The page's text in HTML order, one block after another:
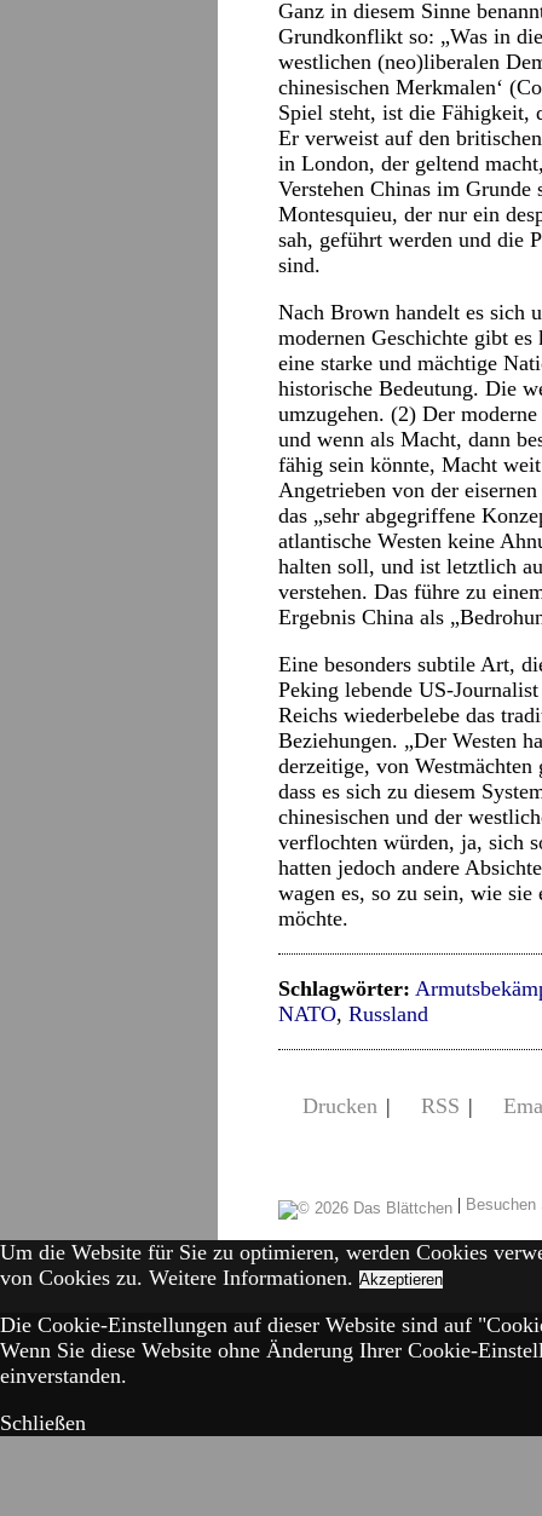
Ganz in diesem Sinne
Grundkonflikt so: „Was in
westlichen (neo)liberalen
chinesischen Merkmalen‘
Spiel steht, ist die Fähigkeit,
Er verweist auf den
in London, der geltend
Verstehen Chinas im
Montesquieu, der nur ein
sah, geführt werden und die
sind.
Nach Brown handelt es sich
modernen Geschichte gibt
eine starke und mächtige
historische Bedeutung. Die
umzugehen. (2) Der
und wenn als Macht, dann
fähig sein könnte, Macht
Angetrieben von der
das „sehr abgegriffene
atlantische Westen keine
halten soll, und ist letztlich
verstehen. Das führe zu
Ergebnis China als
Eine besonders subtile Art,
Peking lebende US-
Reichs wiederbelebe das
Beziehungen. „Der Westen
derzeitige, von
dass es sich zu diesem
chinesischen und der
verflochten würden, ja, sich
hatten jedoch andere
wagen es, so zu sein, wie
möchte.
Schlagwörter:
NATO, Russland
Drucken | RSS |
|
Um die Website für Sie zu optimieren, werden Cookies
von Cookies zu. Weitere Informationen. Akzeptieren
Die Cookie-Einstellungen auf dieser Website sind auf
Wenn Sie diese Website ohne Änderung Ihrer Cookie-
einverstanden.
Schließen